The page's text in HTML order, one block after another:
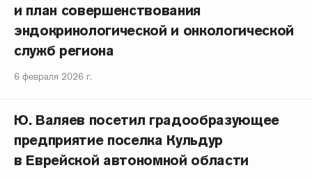
и план совершенствования
эндокринологической и онкологической
служб региона
6 февраля 2026 г.
Ю. Валяев посетил градообразующее
предприятие поселка Кульдур
в Еврейской автономной области